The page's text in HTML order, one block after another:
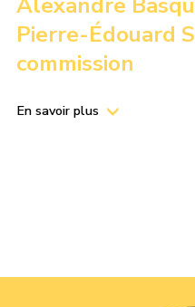
Pierre-Édouard
commission
En savoir plus